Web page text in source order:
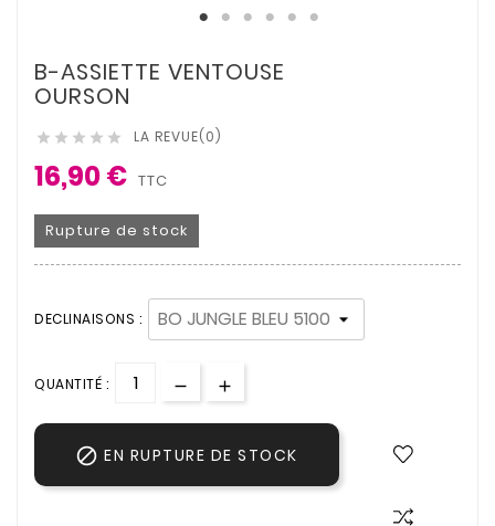
B-ASSIETTE VENTOUSE
OURSON
     LA REVUE(0)
16,90 € TTC
Rupture de stock
DECLINAISONS :
QUANTITÉ :
 EN RUPTURE DE STOCK